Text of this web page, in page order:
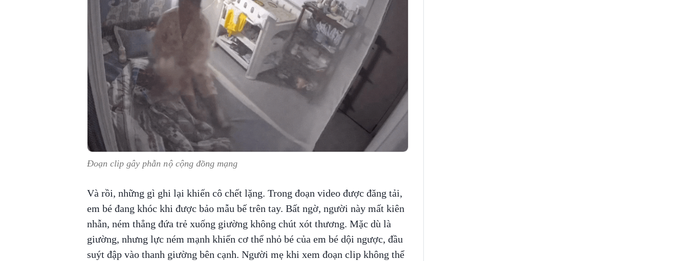
Đoạn clip gây phẫn nộ cộng đồng mạng
Và rồi, những gì ghi lại khiến cô chết lặng. Trong đoạn video được đăng tải,
em bé đang khóc khi được bảo mẫu bế trên tay. Bất ngờ, người này mất kiên
nhẫn, ném thẳng đứa trẻ xuống giường không chút xót thương. Mặc dù là
giường, nhưng lực ném mạnh khiến cơ thể nhỏ bé của em bé dội ngược, đầu
suýt đập vào thanh giường bên cạnh. Người mẹ khi xem đoạn clip không thể